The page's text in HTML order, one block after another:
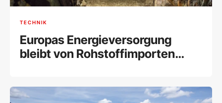
TECHNIK
Europas Energieversorgung
bleibt von Rohstoffimporten